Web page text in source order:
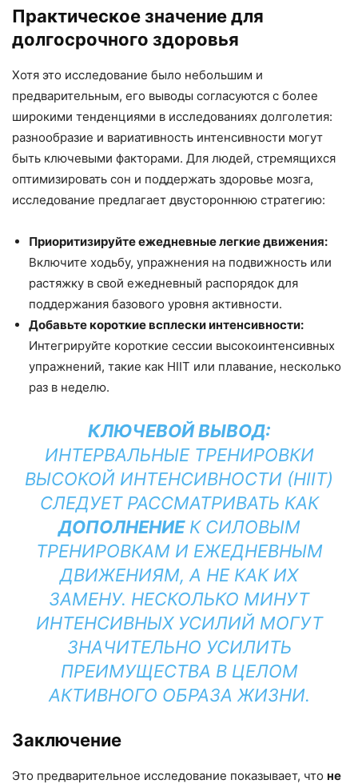
Практическое значение для
долгосрочного здоровья
Хотя это исследование было небольшим и
предварительным, его выводы согласуются с более
широкими тенденциями в исследованиях долголетия:
разнообразие и вариативность интенсивности могут
быть ключевыми факторами. Для людей, стремящихся
оптимизировать сон и поддержать здоровье мозга,
исследование предлагает двустороннюю стратегию:
Приоритизируйте ежедневные легкие движения:
Включите ходьбу, упражнения на подвижность или
растяжку в свой ежедневный распорядок для
поддержания базового уровня активности.
Добавьте короткие всплески интенсивности:
Интегрируйте короткие сессии высокоинтенсивных
упражнений, такие как HIIT или плавание, несколько
раз в неделю.
КЛЮЧЕВОЙ ВЫВОД:
ИНТЕРВАЛЬНЫЕ ТРЕНИРОВКИ
ВЫСОКОЙ ИНТЕНСИВНОСТИ (HIIT)
СЛЕДУЕТ РАССМАТРИВАТЬ КАК
ДОПОЛНЕНИЕК СИЛОВЫМ
ТРЕНИРОВКАМ И ЕЖЕДНЕВНЫМ
ДВИЖЕНИЯМ, А НЕ КАК ИХ
ЗАМЕНУ. НЕСКОЛЬКО МИНУТ
ИНТЕНСИВНЫХ УСИЛИЙ МОГУТ
ЗНАЧИТЕЛЬНО УСИЛИТЬ
ПРЕИМУЩЕСТВА В ЦЕЛОМ
АКТИВНОГО ОБРАЗА ЖИЗНИ.
Заключение
Это предварительное исследование показывает, что не